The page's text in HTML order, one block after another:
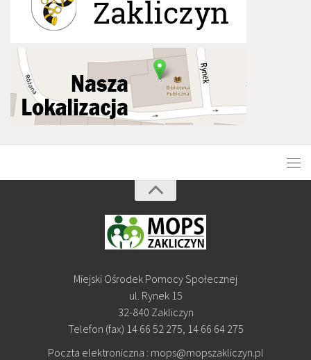
Miejski Ośrodek Pomocy Społecznej
ul. Rynek 15
32-840 Zakliczyn
Telefon (fax) 14 66 52 275, 14 66 64 275
Poczta elektroniczna : mops@mopszakliczyn.pl